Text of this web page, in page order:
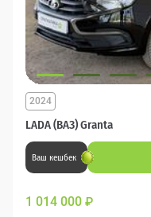
LADA (ВАЗ) Granta
2024
Ваш кешбек
1 014 000 ₽